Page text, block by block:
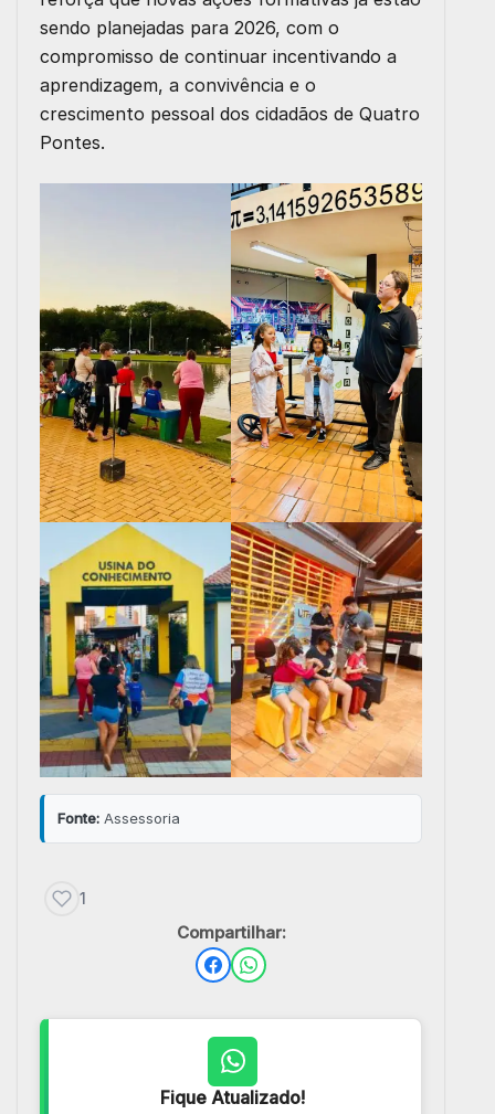
sendo planejadas para 2026, com o
compromisso de continuar incentivando a
aprendizagem, a convivência e o
crescimento pessoal dos cidadãos de Quatro
Pontes.
Fonte: Assessoria
1
Compartilhar:
Fique Atualizado!